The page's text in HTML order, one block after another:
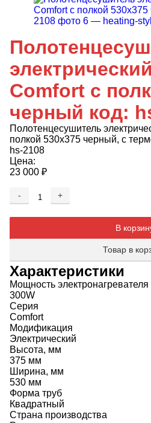
Comfort с
черный код:
Полотенцесушитель
полкой 530x375 черный, с
hs-2108
Цена:
23 000 ₽
-
+
В
Товар в
Характеристики
Мощность электронагревателя
300W
Серия
Comfort
Модификация
Электрический
Высота, мм
375 мм
Ширина, мм
530 мм
Форма труб
Квадратный
Страна производства